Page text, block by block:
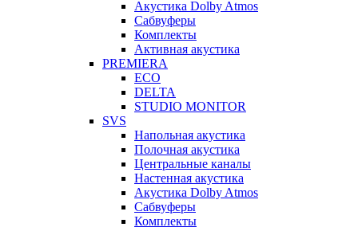
Акустика Dolby Atmos
Сабвуферы
Комплекты
Активная акустика
PREMIERA
ECO
DELTA
STUDIO MONITOR
SVS
Напольная акустика
Полочная акустика
Центральные каналы
Настенная акустика
Акустика Dolby Atmos
Сабвуферы
Комплекты